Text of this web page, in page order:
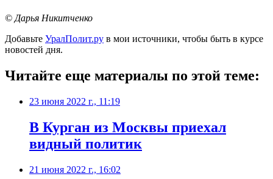
© Дарья Никитченко
Добавьте УралПолит.ру в мои источники, чтобы быть в курсе
новостей дня.
Читайте еще материалы по этой теме:
23 июня 2022 г., 11:19
В Курган из Москвы приехал
видный политик
21 июня 2022 г., 16:02